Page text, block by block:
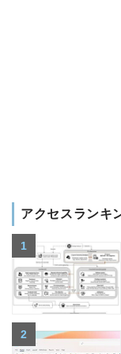
アクセスランキ